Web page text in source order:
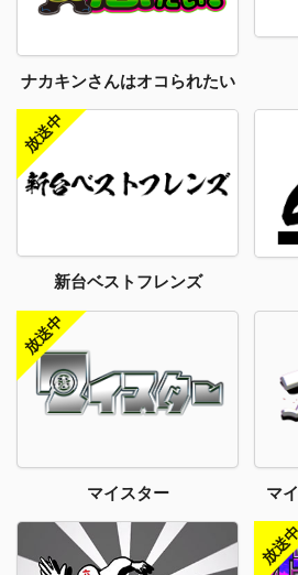
ナカキンさんはオコられたい
新台ベストフレンズ
マイスター マ